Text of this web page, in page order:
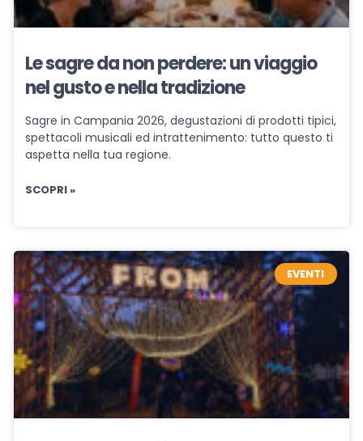
Le sagre da non perdere: un viaggio
nel gusto e nella tradizione
Sagre in Campania 2026, degustazioni di prodotti tipici,
spettacoli musicali ed intrattenimento: tutto questo ti
aspetta nella tua regione.
SCOPRI »
EVENTI